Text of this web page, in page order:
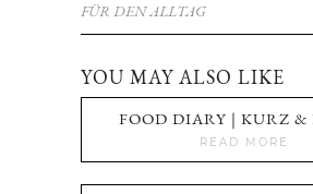
FÜR DEN ALLTAG
YOU MAY ALSO LIKE
FOOD DIARY | KURZ &
READ MORE